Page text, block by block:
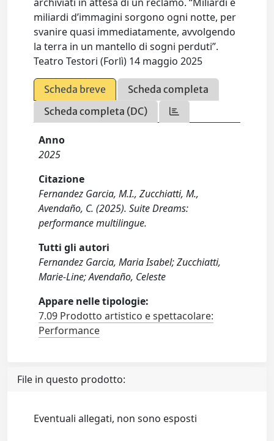
miliardi d’immagini sorgono ogni notte, per
svanire quasi immediatamente, avvolgendo
la terra in un mantello di sogni perduti”.
Teatro Testori (Forlì) 14 maggio 2025
Scheda breve
Scheda completa
Scheda completa (DC)
Anno
2025
Citazione
Fernandez Garcia, M.I., Zucchiatti, M.,
Avendaño, C. (2025). Suite Dreams:
performance multilingue.
Tutti gli autori
Fernandez Garcia, Maria Isabel; Zucchiatti,
Marie-Line; Avendaño, Celeste
Appare nelle tipologie:
7.09 Prodotto artistico e spettacolare:
Performance
File in questo prodotto:
Eventuali allegati, non sono esposti